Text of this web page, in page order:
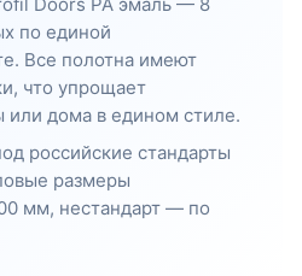
по единой
Все полотна имеют
что упрощает
дома в едином стиле.
российские стандарты
размеры
мм, нестандарт — по